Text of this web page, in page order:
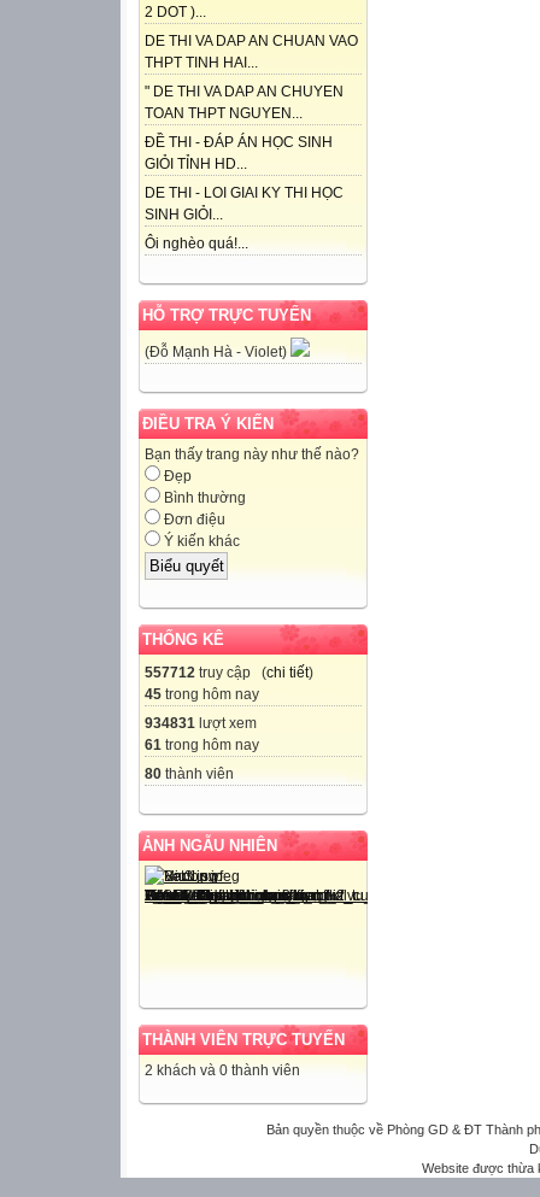
2 DOT )...
DE THI VA DAP AN CHUAN VAO
THPT TINH HAI...
" DE THI VA DAP AN CHUYEN
TOAN THPT NGUYEN...
ĐỀ THI - ĐÁP ÁN HỌC SINH
GIỎI TỈNH HD...
DE THI - LOI GIAI KY THI HỌC
SINH GIỎI...
Ôi nghèo quá!...
HỖ TRỢ TRỰC TUYẾN
(Đỗ Mạnh Hà - Violet)
ĐIỀU TRA Ý KIẾN
Bạn thấy trang này như thế nào?
Đẹp
Bình thường
Đơn điệu
Ý kiến khác
THỐNG KÊ
557712 truy cập (chi tiết)
45 trong hôm nay
934831 lượt xem
61 trong hôm nay
80 thành viên
ẢNH NGẪU NHIÊN
THÀNH VIÊN TRỰC TUYẾN
2 khách và 0 thành viên
Bản quyền thuộc về Phòng GD & ĐT Thành
Website được thừa